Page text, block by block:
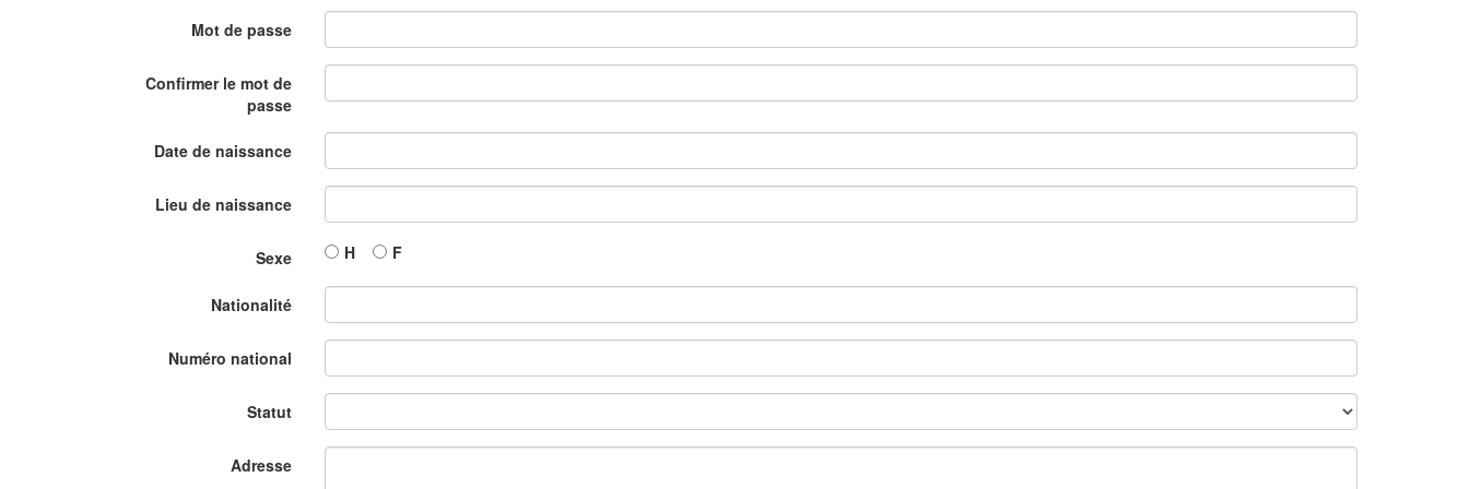
Mot de passe
Confirmer le mot de
passe
Date de naissance
Lieu de naissance
Sexe H F
Nationalité
Numéro national
Statut
Adresse